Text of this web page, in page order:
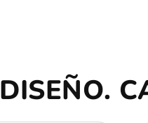
DISEÑO.